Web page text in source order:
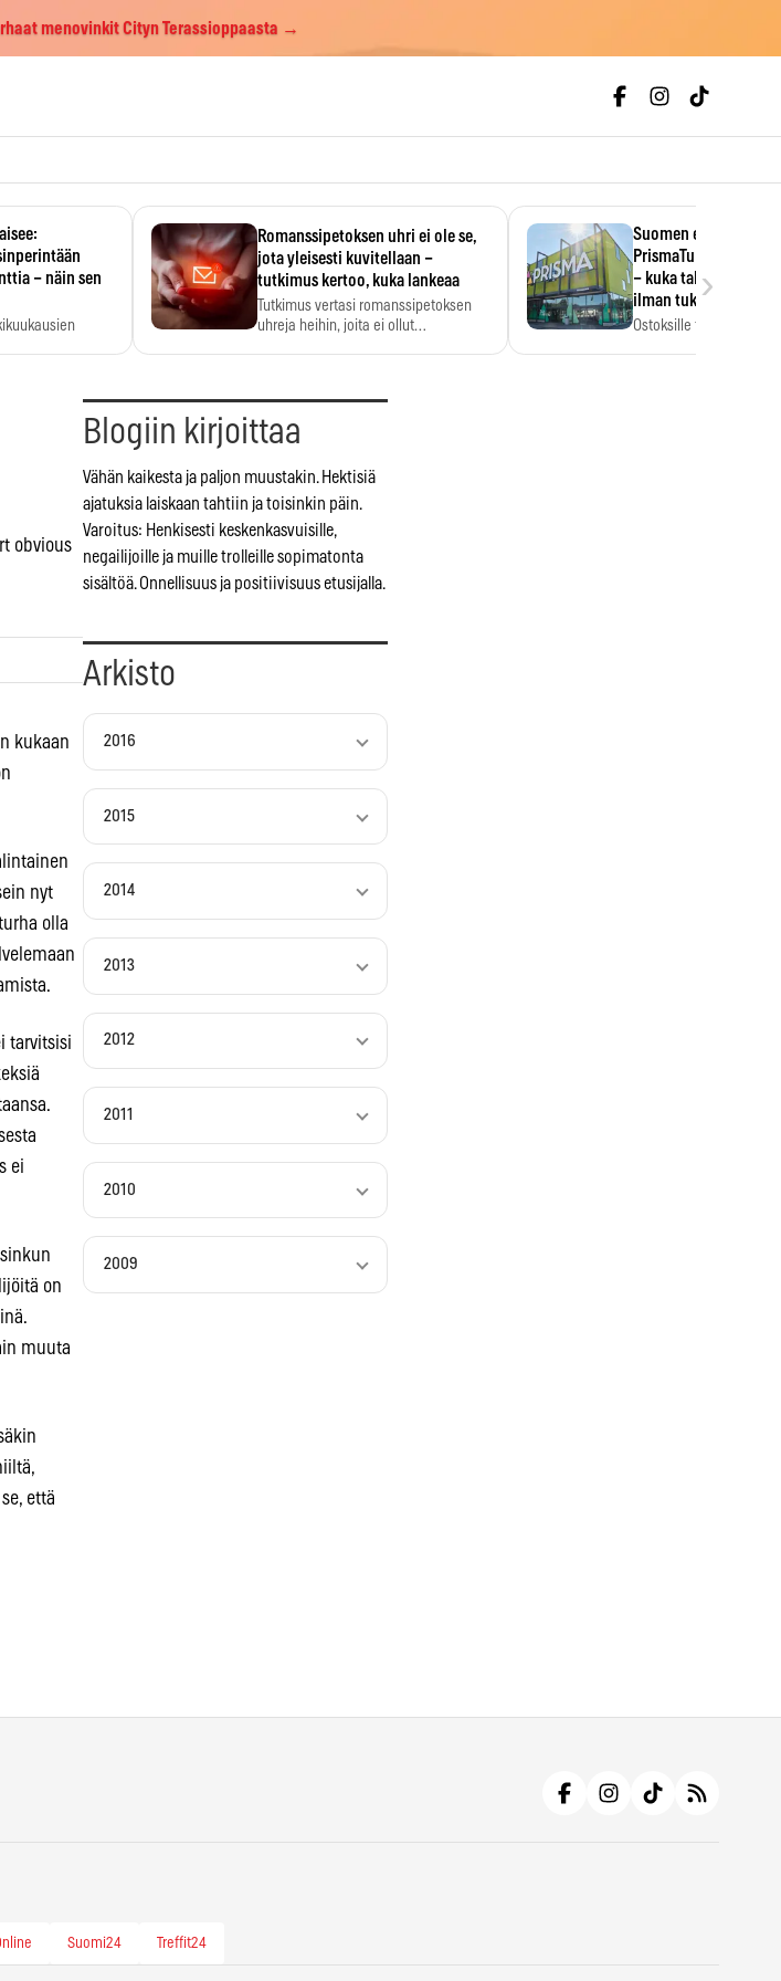
menovinkit Cityn Terassioppaasta →
– näin sen
Romanssipetoksen uhri ei ole se,
jota yleisesti kuvitellaan –
tutkimus kertoo, kuka lankeaa
Tutkimus vertasi romanssipetoksen
uhreja heihin, joita ei ollut…
Suomen
PrismaTukku avautui
– kuka tahansa
ilman tukkukorttia
Ostoksille tarvitse
›
obvious
kukaan
nyt
olla
tarvitsisi
ei
on
muuta
että
Blogiin kirjoittaa
Vähän kaikesta ja paljon muustakin. Hektisiä
ajatuksia laiskaan tahtiin ja toisinkin päin.
Varoitus: Henkisesti keskenkasvuisille,
negailijoille ja muille trolleille sopimatonta
sisältöä. Onnellisuus ja positiivisuus etusijalla.
Arkisto
2016
2015
2014
2013
2012
2011
2010
2009
Suomi24 Treffit24